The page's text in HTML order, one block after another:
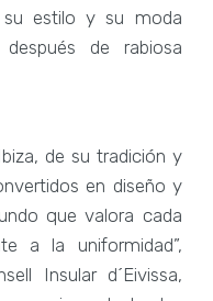
estilo y su moda
de rabiosa
de su tradición y
en diseño y
que valora cada
a la uniformidad”,
Insular d´Eivissa,